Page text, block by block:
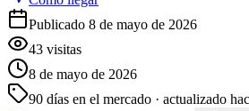
Publicado 8 de mayo de 2026
43 visitas
8 de mayo de 2026
90 días en el mercado · actualizado